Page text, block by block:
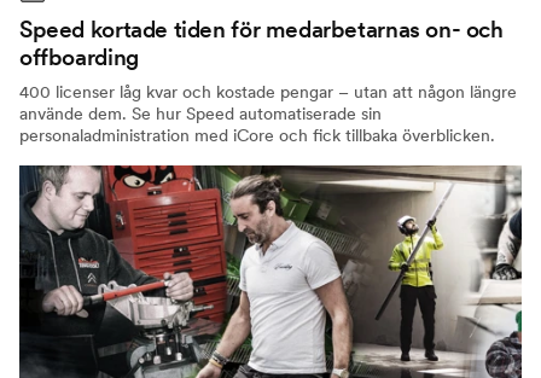
Speed kortade tiden för medarbetarnas on- och
offboarding
400 licenser låg kvar och kostade pengar – utan att någon längre
använde dem. Se hur Speed automatiserade sin
personaladministration med iCore och fick tillbaka överblicken.